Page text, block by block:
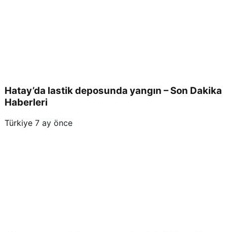
Hatay’da lastik deposunda yangın – Son Dakika
Haberleri
Türkiye 7 ay önce